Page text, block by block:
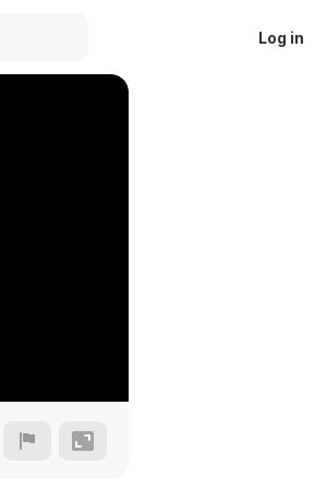
Log in